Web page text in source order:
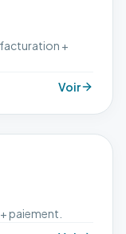
facturation +
Voir
paiement.